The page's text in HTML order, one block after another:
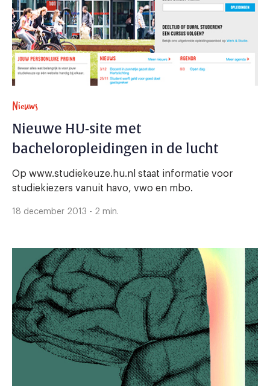
Nieuws
Nieuwe HU-site met
bacheloropleidingen in de lucht
Op www.studiekeuze.hu.nl staat informatie voor
studiekiezers vanuit havo, vwo en mbo.
18 december 2013 - 2 min.